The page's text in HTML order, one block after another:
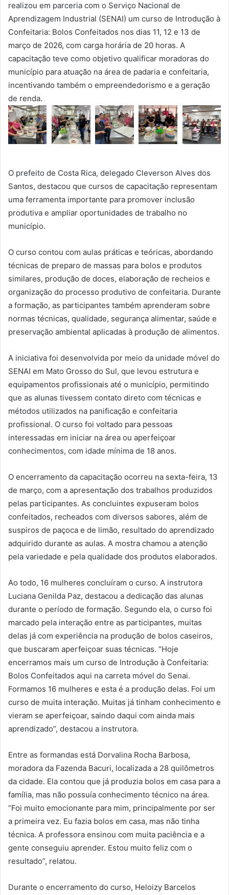
realizou em parceria com o Serviço Nacional de
Aprendizagem Industrial (SENAI) um curso de Introdução à
Confeitaria: Bolos Confeitados nos dias 11, 12 e 13 de
março de 2026, com carga horária de 20 horas. A
capacitação teve como objetivo qualificar moradoras do
município para atuação na área de padaria e confeitaria,
incentivando também o empreendedorismo e a geração
de renda.
O prefeito de Costa Rica, delegado Cleverson Alves dos
Santos, destacou que cursos de capacitação representam
uma ferramenta importante para promover inclusão
produtiva e ampliar oportunidades de trabalho no
município.
O curso contou com aulas práticas e teóricas, abordando
técnicas de preparo de massas para bolos e produtos
similares, produção de doces, elaboração de recheios e
organização do processo produtivo de confeitaria. Durante
a formação, as participantes também aprenderam sobre
normas técnicas, qualidade, segurança alimentar, saúde e
preservação ambiental aplicadas à produção de alimentos.
A iniciativa foi desenvolvida por meio da unidade móvel do
SENAI em Mato Grosso do Sul, que levou estrutura e
equipamentos profissionais até o município, permitindo
que as alunas tivessem contato direto com técnicas e
métodos utilizados na panificação e confeitaria
profissional. O curso foi voltado para pessoas
interessadas em iniciar na área ou aperfeiçoar
conhecimentos, com idade mínima de 18 anos.
O encerramento da capacitação ocorreu na sexta-feira, 13
de março, com a apresentação dos trabalhos produzidos
pelas participantes. As concluintes expuseram bolos
confeitados, recheados com diversos sabores, além de
suspiros de paçoca e de limão, resultado do aprendizado
adquirido durante as aulas. A mostra chamou a atenção
pela variedade e pela qualidade dos produtos elaborados.
Ao todo, 16 mulheres concluíram o curso. A instrutora
Luciana Genilda Paz, destacou a dedicação das alunas
durante o período de formação. Segundo ela, o curso foi
marcado pela interação entre as participantes, muitas
delas já com experiência na produção de bolos caseiros,
que buscaram aperfeiçoar suas técnicas. “Hoje
encerramos mais um curso de Introdução à Confeitaria:
Bolos Confeitados aqui na carreta móvel do Senai.
Formamos 16 mulheres e esta é a produção delas. Foi um
curso de muita interação. Muitas já tinham conhecimento e
vieram se aperfeiçoar, saindo daqui com ainda mais
aprendizado”, destacou a instrutora.
Entre as formandas está Dorvalina Rocha Barbosa,
moradora da Fazenda Bacuri, localizada a 28 quilômetros
da cidade. Ela contou que já produzia bolos em casa para a
família, mas não possuía conhecimento técnico na área.
“Foi muito emocionante para mim, principalmente por ser
a primeira vez. Eu fazia bolos em casa, mas não tinha
técnica. A professora ensinou com muita paciência e a
gente conseguiu aprender. Estou muito feliz com o
resultado”, relatou.
Durante o encerramento do curso, Heloizy Barcelos